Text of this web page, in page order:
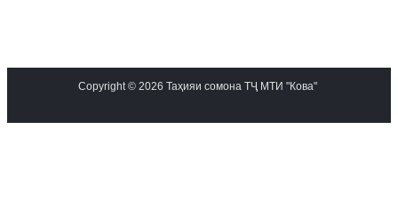
Copyright © 2026 Таҳияи сомона ТҶ МТИ "Кова"